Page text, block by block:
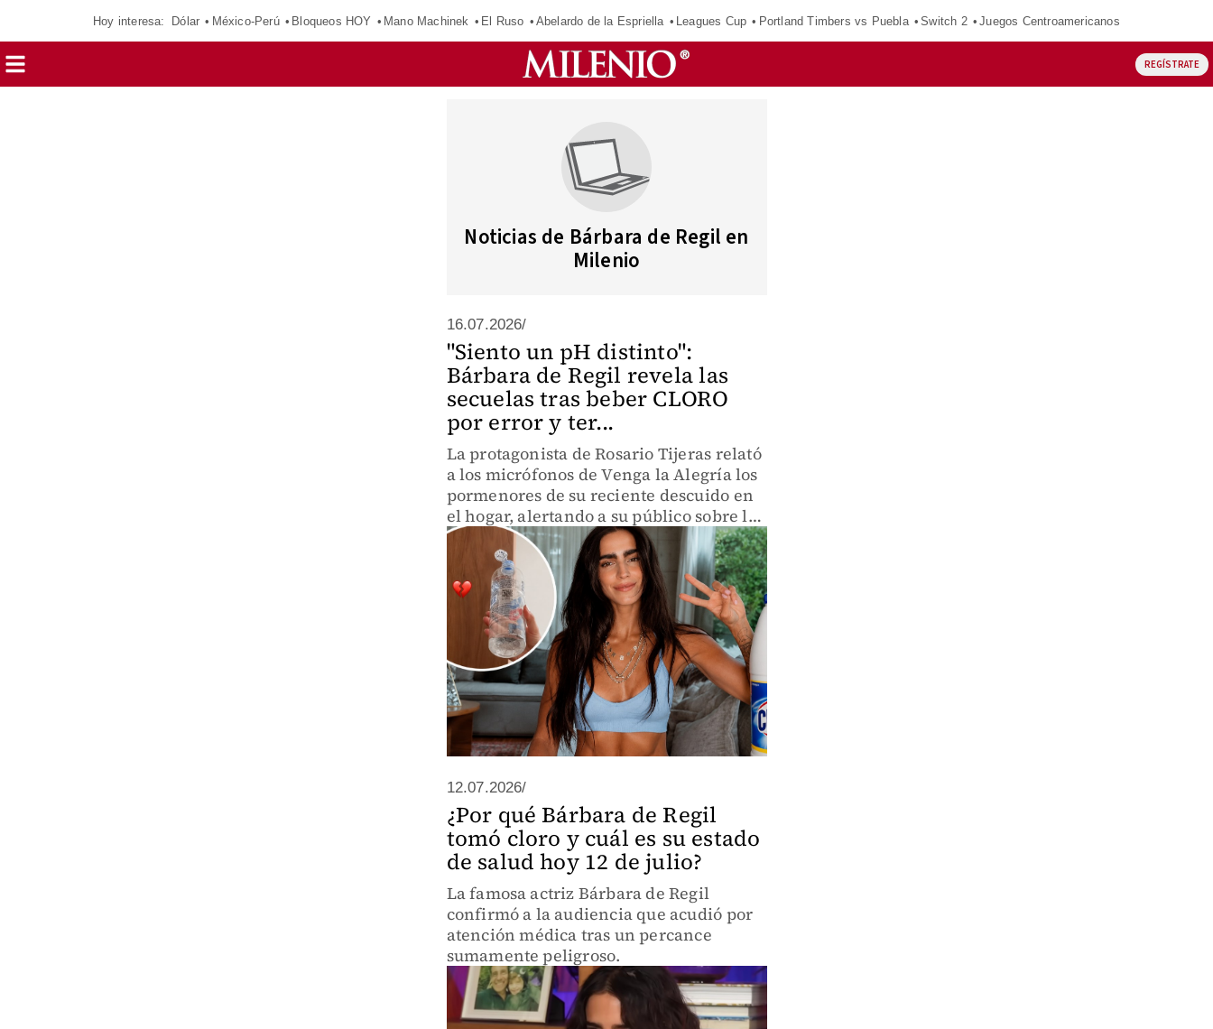
Hoy interesa: Dólar México-Perú Bloqueos HOY Mano Machinek El Ruso Abelardo de la Espriella Leagues Cup Portland Timbers vs Puebla Switch 2 Juegos Centroamericanos
REGÍSTRATE
Noticias de Bárbara de Regil en
Milenio
16.07.2026/
"Siento un pH distinto":
Bárbara de Regil revela las
secuelas tras beber CLORO
por error y ter...
La protagonista de Rosario Tijeras relató
a los micrófonos de Venga la Alegría los
pormenores de su reciente descuido en
el hogar, alertando a su público sobre los
peligros de almacenar químicos en
botellas de agua reutilizadas.
12.07.2026/
¿Por qué Bárbara de Regil
tomó cloro y cuál es su estado
de salud hoy 12 de julio?
La famosa actriz Bárbara de Regil
confirmó a la audiencia que acudió por
atención médica tras un percance
sumamente peligroso.